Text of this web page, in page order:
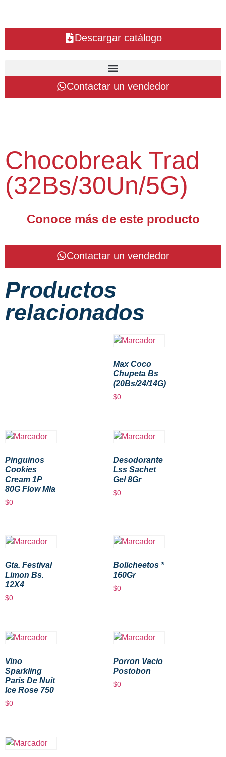
Descargar catálogo
Contactar un vendedor
Chocobreak Trad
(32Bs/30Un/5G)
Conoce más de este producto
Contactar un vendedor
Productos
relacionados
Max Coco
Chupeta Bs
(20Bs/24/14G)
$0
Pinguinos
Cookies
Cream 1P
80G Flow Mla
$0
Desodorante
Lss Sachet
Gel 8Gr
$0
Gta. Festival
Limon Bs.
12X4
$0
Bolicheetos *
160Gr
$0
Vino
Sparkling
Paris De Nuit
Ice Rose 750
$0
Porron Vacio
Postobon
$0